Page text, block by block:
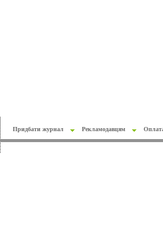
Придбати журнал Рекламодавцям